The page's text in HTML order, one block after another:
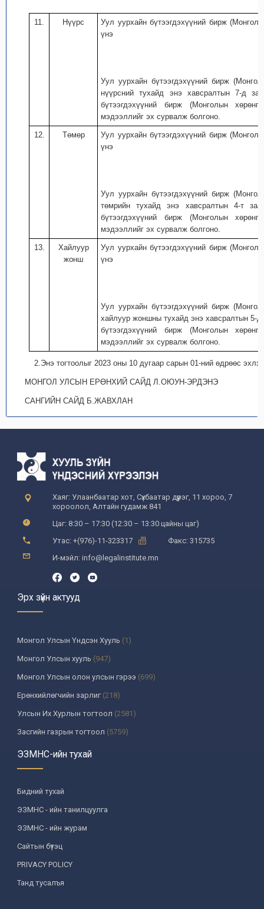
11. Нүүрс
Уул уурхайн бүтээгдэхүүний бирж
үнэ
Уул уурхайн бүтээгдэхүүний бирж
нүүрсний тухайд энэ хавсралтын 7-д
бүтээгдэхүүний бирж (Монголын
мэдээллийг эх сурвалж болгоно.
12. Төмөр
Уул уурхайн бүтээгдэхүүний бирж
үнэ
Уул уурхайн бүтээгдэхүүний бирж
төмрийн тухайд энэ хавсралтын 4-т
бүтээгдэхүүний бирж (Монголын
мэдээллийг эх сурвалж болгоно.
13.
Хайлуур
жонш
Уул уурхайн бүтээгдэхүүний бирж
үнэ
Уул уурхайн бүтээгдэхүүний бирж
хайлуур жоншны тухайд энэ хавсралтын 5-д
бүтээгдэхүүний бирж (Монголын
мэдээллийг эх сурвалж болгоно.
2.Энэ тогтоолыг 2023 оны 10 дугаар сарын 01-ний өдрөөс
МОНГОЛ УЛСЫН ЕРӨНХИЙ САЙД Л.ОЮУН-ЭРДЭНЭ
САНГИЙН САЙД Б.ЖАВХЛАН
Хаяг: Улаанбаатар хот, Сүхбаатар дүүрэг, 11 хороо, 7
хороолол, Алтайн гудамж 841
Цаг: 8:30 – 17:30 (12:30 – 13:30 цайны цаг)
Утас: +(976)-11-323317
Факс: 315735
И-мэйл: info@legalinstitute.mn
Эрх зүйн актууд
Монгол Улсын Үндсэн Хууль (1)
Монгол Улсын хууль (947)
Монгол Улсын олон улсын гэрээ (699)
Ерөнхийлөгчийн зарлиг(218)
Улсын Их Хурлын тогтоол (2581)
Засгийн газрын тогтоол (5759)
Үндсэн хуулийн цэцийн шийдвэр
Улсын дээд шүүхийн тогтоол
УИХ-аас томилогддог байгууллагын дарга, түүнтэй адилтгах албан
тушаалтны шийдвэр
Сайдын тушаал(987)
Засгийн газрын агентлагийн даргын тушаал
Хууль, хяналтын байгууллага
Төрийн зарим чиг үүргийг хууль болон гэрээний үндсэн дээр
хэрэгжүүлж буй байгууллага
ЭЗМНС-ийн тухай
Бидний тухай
ЭЗМНС - ийн танилцуулга
ЭЗМНС - ийн журам
Сайтын бүтэц
PRIVACY POLICY
Танд тусалъя